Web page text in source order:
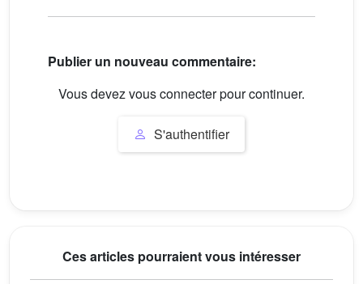
Publier un nouveau commentaire:
Vous devez vous connecter pour continuer.
S'authentifier
Ces articles pourraient vous intéresser